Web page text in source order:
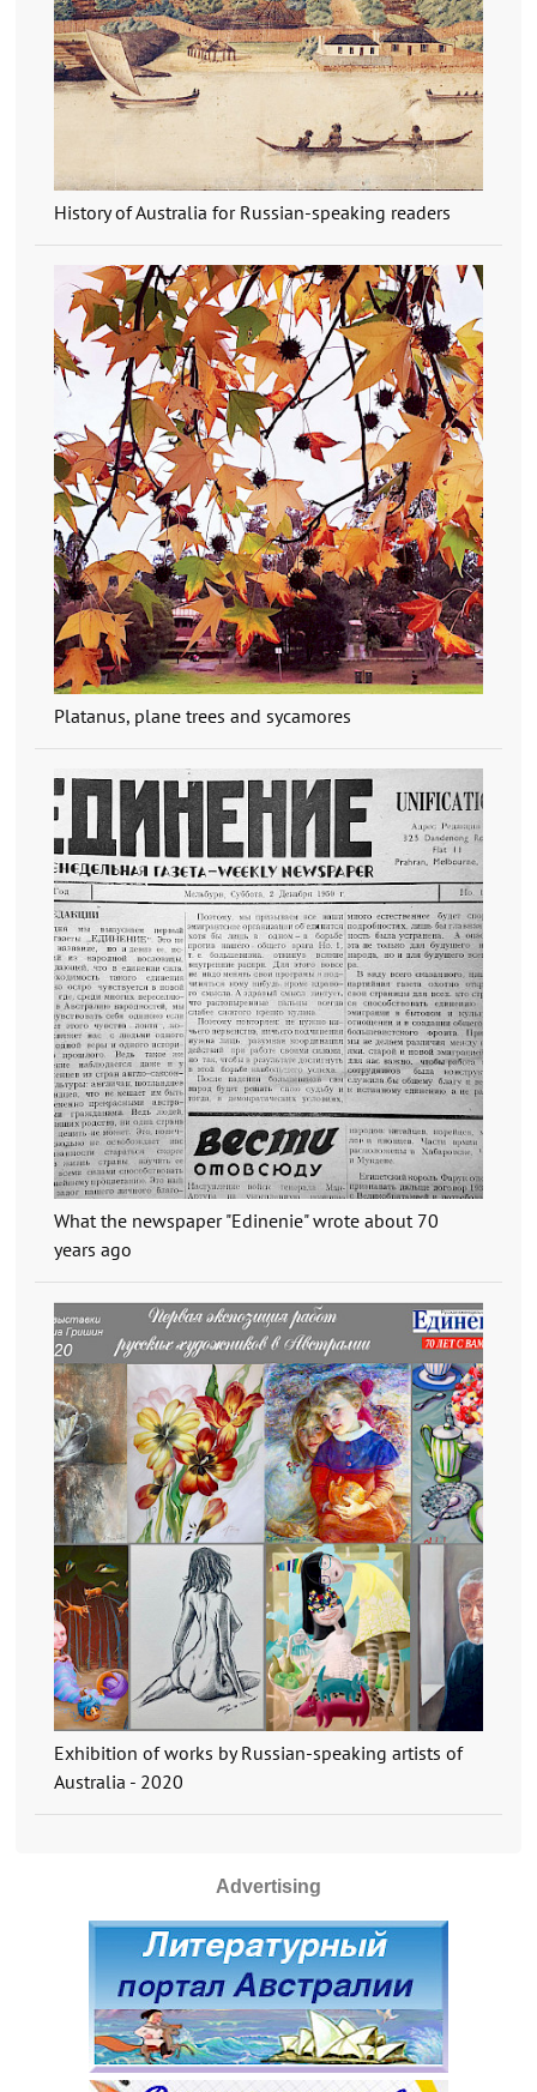
History of Australia for Russian-speaking readers
Platanus, plane trees and sycamores
What the newspaper "Edinenie" wrote about 70
years ago
Exhibition of works by Russian-speaking artists of
Australia - 2020
Advertising